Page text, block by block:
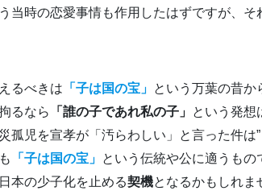
当時の恋愛事情も作用したはずですが、
るべきは 「子は国の宝」 という万葉の昔か
るなら 「誰の子であれ私の子」 という発想
孤児を宣孝が「汚らわしい」と言った件は
「子は国の宝」 という伝統や公に適うもの
本の少子化を止める契機となるかもしれま